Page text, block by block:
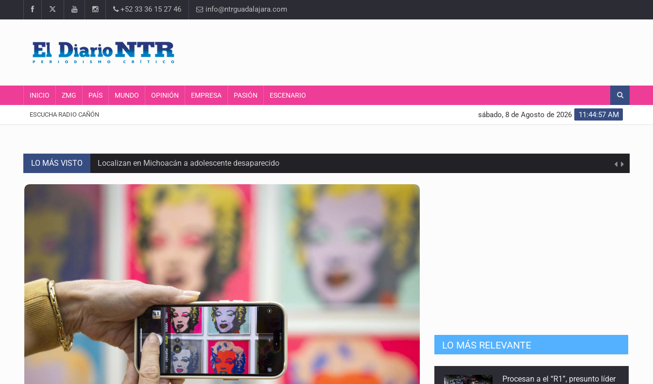
+52 33 36 15 27 46 info@ntrguadalajara.com
INICIO ZMG PAÍS MUNDO OPINIÓN EMPRESA PASIÓN ESCENARIO
ESCUCHA RADIO CAÑÓN 11:44:58 AM
sábado, 8 de Agosto de 2026
LO MÁS VISTO Localizan en Michoacán a adolescente desaparecido
México no está preparado para una intervención unilateral de EUA contra cárteles
Lamenta Carla Humphrey la negativa del INE para aprobar lineamientos de fiscalización
Desapariciones en Jalisco, con complicidad de policías, afirma Lazos de Amor
Aseguran pitón dentro de vivienda de Santa Tere
Sheinbaum anticipa más detenciones por caso Ayotzinapa y promete justicia
Resalta Fujimori restablecimiento de relaciones con México
Asume Abelardo De la Espriella como Presidente de Colombia
Policías bajo la mira: La CEDHJ documenta su implicación en desapariciones forzadas
Catean casa por esquema de fraude telefónico
LO MÁS RELEVANTE
Cae en Zapopan prófugo